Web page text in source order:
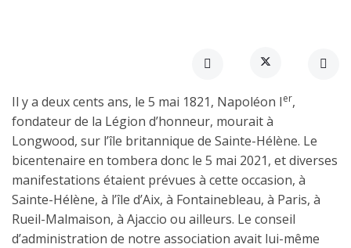
Il y a deux cents ans, le 5 mai 1821, Napoléon Ier,
fondateur de la Légion d’honneur, mourait à
Longwood, sur l’île britannique de Sainte-Hélène. Le
bicentenaire en tombera donc le 5 mai 2021, et diverses
manifestations étaient prévues à cette occasion, à
Sainte-Hélène, à l’île d’Aix, à Fontainebleau, à Paris, à
Rueil-Malmaison, à Ajaccio ou ailleurs. Le conseil
d’administration de notre association avait lui-même